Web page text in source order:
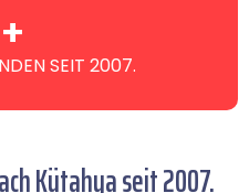
SEIT 2007.
+
Kütahya seit 2007.